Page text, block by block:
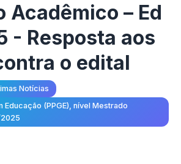
Acadêmico – Ed
- Resposta aos
o edital
Notícias
Educação (PPGE), nível Mestrado